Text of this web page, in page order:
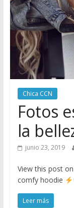
Chica CCN
Fotos
la
junio 23, 2019
View this post
comfy hoodie
Leer más